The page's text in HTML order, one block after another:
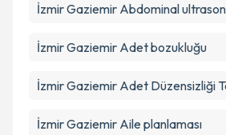
İzmir Gaziemir Abdominal
İzmir Gaziemir Adet bozukluğu
İzmir Gaziemir Adet Düzensizliği
İzmir Gaziemir Aile planlaması